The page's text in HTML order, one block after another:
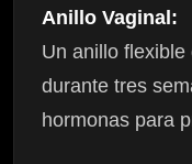
Anillo Vaginal:
Un anillo
durante tres
hormonas para